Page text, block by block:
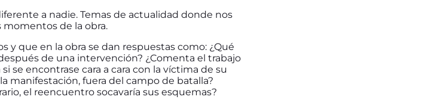
a nadie. Temas de actualidad donde nos
momentos de la obra.
que en la obra se dan respuestas como: ¿Qué
de una intervención? ¿Comenta el trabajo
se encontrase cara a cara con la víctima de su
manifestación, fuera del campo de batalla?
el reencuentro socavaría sus esquemas?